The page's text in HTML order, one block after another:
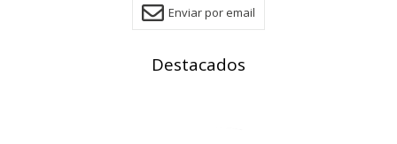
Enviar por email
Destacados
_utma,_utmb,_utmc,_utmz,_utmt,_utmz,_atuvc,_atuvs, _ga,
_gid, _evPromtCookies